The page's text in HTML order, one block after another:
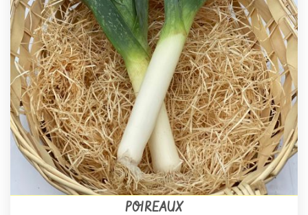
POIREAUX